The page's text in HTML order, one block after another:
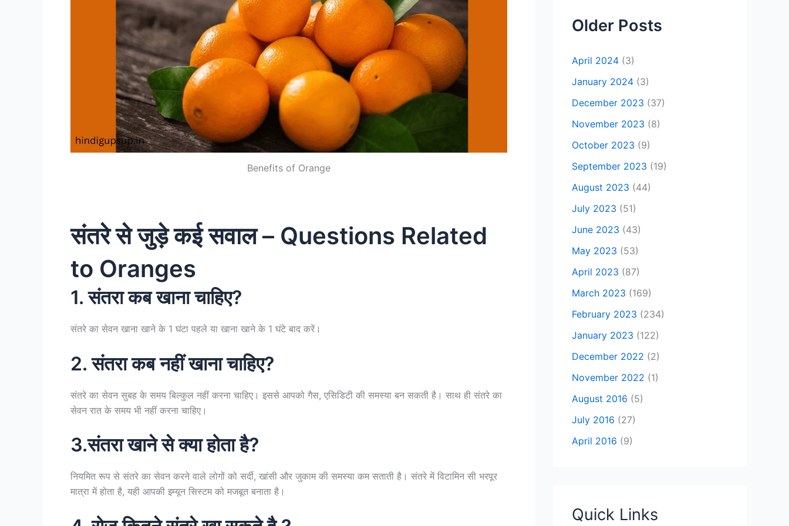
Benefits of Orange
संतरे से जुड़े कई सवाल – Questions Related
to Oranges
1. संतरा कब खाना चाहिए?
संतरे का सेवन खाना खाने के 1 घंटा पहले या खाना खाने के 1 घंटे बाद करें।
2. संतरा कब नहीं खाना चाहिए?
संतरे का सेवन सुबह के समय बिल्कुल नहीं करना चाहिए। इससे आपको गैस, एसिडिटी की समस्या बन सकती है। साथ ही संतरे का
सेवन रात के समय भी नहीं करना चाहिए।
3.संतरा खाने से क्या होता है?
नियमित रूप से संतरे का सेवन करने वाले लोगों को सर्दी, खांसी और जुकाम की समस्या कम सताती है। संतरे में विटामिन सी भरपूर
मात्रा में होता है, यही आपकी इम्यून सिस्टम को मजबूत बनाता है।
Older Posts
April 2024 (3)
January 2024 (3)
December 2023 (37)
November 2023 (8)
October 2023 (9)
September 2023 (19)
August 2023 (44)
July 2023 (51)
June 2023 (43)
May 2023 (53)
April 2023 (87)
March 2023 (169)
February 2023 (234)
January 2023 (122)
December 2022 (2)
November 2022 (1)
August 2016 (5)
July 2016 (27)
April 2016 (9)
Quick Links